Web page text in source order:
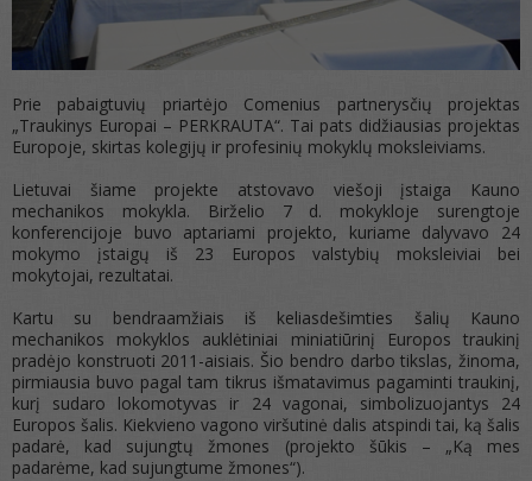
Prie pabaigtuvių priartėjo Comenius partnerysčių projektas
„Traukinys Europai – PERKRAUTA“. Tai pats didžiausias projektas
Europoje, skirtas kolegijų ir profesinių mokyklų moksleiviams.
Lietuvai šiame projekte atstovavo viešoji įstaiga Kauno
mechanikos mokykla. Birželio 7 d. mokykloje surengtoje
konferencijoje buvo aptariami projekto, kuriame dalyvavo 24
mokymo įstaigų iš 23 Europos valstybių moksleiviai bei
mokytojai, rezultatai.
Kartu su bendraamžiais iš keliasdešimties šalių Kauno
mechanikos mokyklos auklėtiniai miniatiūrinį Europos traukinį
pradėjo konstruoti 2011-aisiais. Šio bendro darbo tikslas, žinoma,
pirmiausia buvo pagal tam tikrus išmatavimus pagaminti traukinį,
kurį sudaro lokomotyvas ir 24 vagonai, simbolizuojantys 24
Europos šalis. Kiekvieno vagono viršutinė dalis atspindi tai, ką šalis
padarė, kad sujungtų žmones (projekto šūkis – „Ką mes
padarėme, kad sujungtume žmones“).